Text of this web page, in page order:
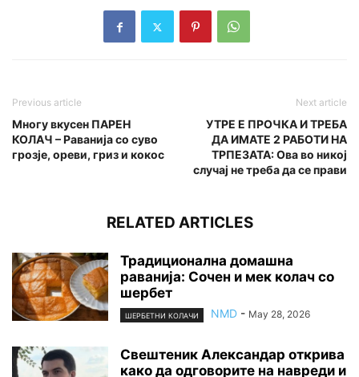
Previous article
Многу вкусен ПАРЕН
КОЛАЧ – Раванија со суво
грозје, ореви, гриз и кокос
Next article
УТРЕ Е ПРОЧКА И ТРЕБА
ДА ИМАТЕ 2 РАБОТИ НА
ТРПЕЗАТА: Ова во никој
случај не треба да се прави
RELATED ARTICLES
Традиционална домашна
раванија: Сочен и мек колач со
шербет
ШЕРБЕТНИ КОЛАЧИ NMD - May 28, 2026
Свештеник Александар открива
како да одговорите на навреди и